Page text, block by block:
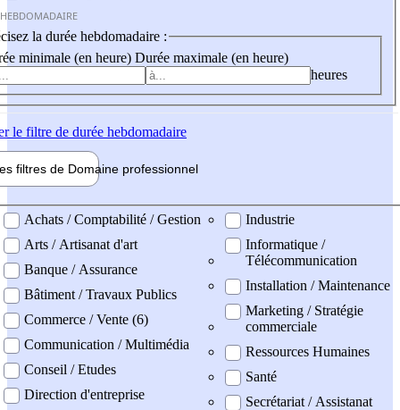
la durée hebdomadaire :
minimale (en heure) Durée maximale (en heure)
heures
le filtre de durée hebdomadaire
filtres de Domaine professionnel
professionel
Achats / Comptabilité / Gestion
Arts / Artisanat d'art
Banque / Assurance
Bâtiment / Travaux Publics
Commerce / Vente (6)
Communication / Multimédia
Conseil / Etudes
Direction d'entreprise
Industrie
Informatique /
Télécommunication
Installation / Maintenance
Marketing / Stratégie
commerciale
Ressources Humaines
Santé
Secrétariat / Assistanat